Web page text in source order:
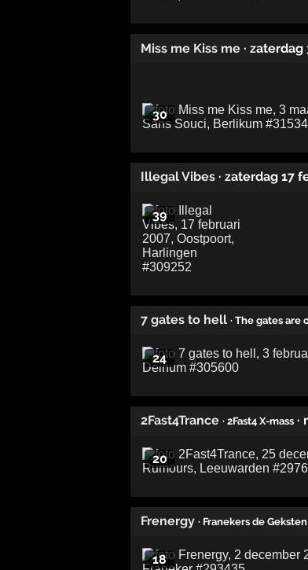
Miss me Kiss me ·
30
Illegal Vibes · zaterdag 17
39
7 gates to hell · The gates are
24
2Fast4Trance · 2Fast4 X-mass ·
20
Frenergy · Franekers de Geksten
18